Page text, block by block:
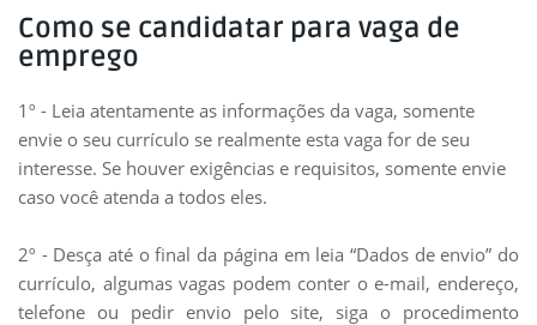
Como se candidatar para vaga de
emprego
1º - Leia atentamente as informações da vaga, somente
envie o seu currículo se realmente esta vaga for de seu
interesse. Se houver exigências e requisitos, somente envie
caso você atenda a todos eles.
2º - Desça até o final da página em leia “Dados de envio” do
currículo, algumas vagas podem conter o e-mail, endereço,
telefone ou pedir envio pelo site, siga o procedimento